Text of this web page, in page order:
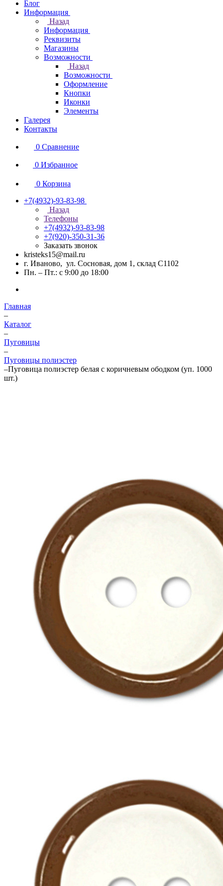
Блог
Информация
Назад
Информация
Реквизиты
Магазины
Возможности
Назад
Возможности
Оформление
Кнопки
Иконки
Элементы
Галерея
Контакты
0 Сравнение
0 Избранное
0 Корзина
+7(4932)-93-83-98
Назад
Телефоны
+7(4932)-93-83-98
+7(920)-350-31-36
Заказать звонок
kristeks15@mail.ru
г. Иваново, ул. Сосновая, дом 1, склад С1102
Пн. – Пт.: с 9:00 до 18:00
Главная
–
Каталог
–
Пуговицы
–
Пуговицы полиэстер
–Пуговица полиэстер белая с коричневым ободком (уп. 1000
шт.)